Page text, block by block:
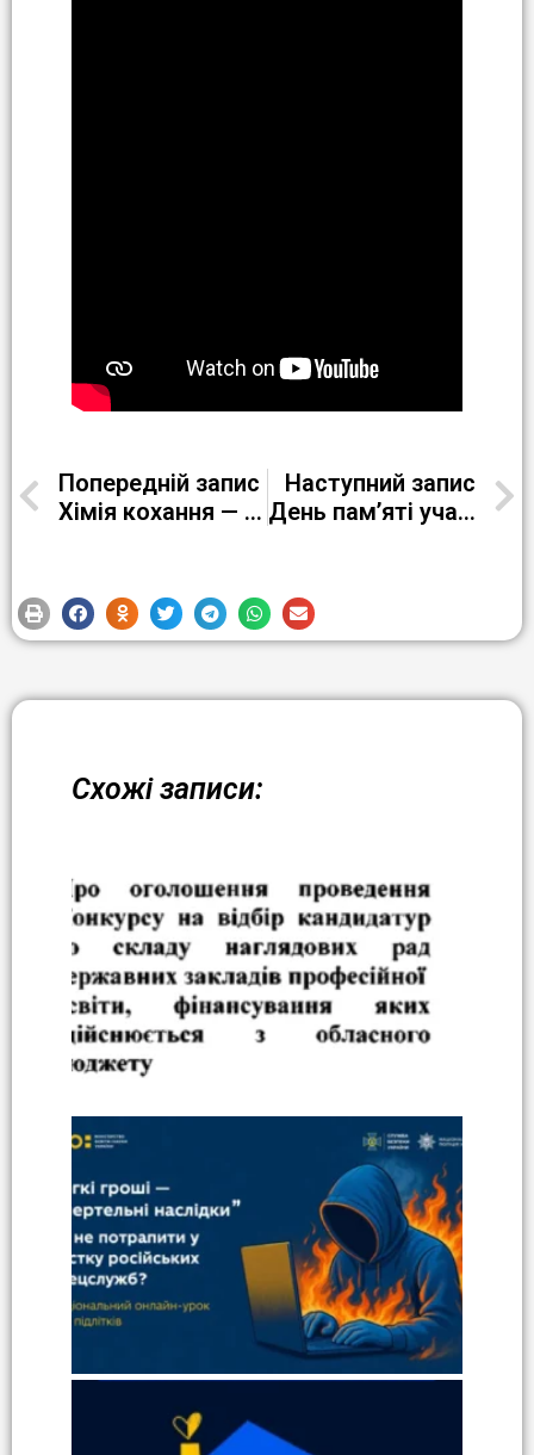
Попередній запис
Хімія кохання — магія емоцій!
Наступний запис
День пам’яті учасників бойових дій на території інших держав — воїнів-афганців
Схожі записи: